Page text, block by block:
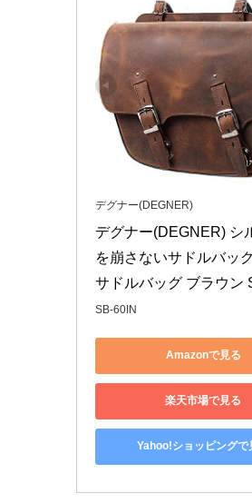
デグナー(DEGNER)
デグナー(DEGNER) シ
を崩さないサドルバッ
サドルバッグ ブラウン
SB-60IN
Amazonで見る
楽天市場で見る
Yahoo!ショッピングで